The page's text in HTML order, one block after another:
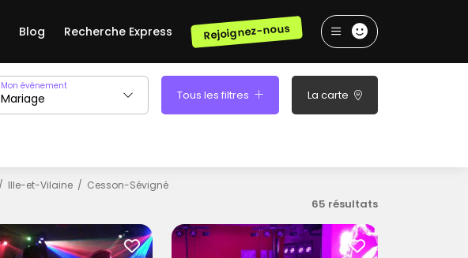
Blog Recherche Express Rejoignez-nous
Mon événement
Tous les filtres La carte
Ille-et-Vilaine Cesson-Sévigné
65 résultats